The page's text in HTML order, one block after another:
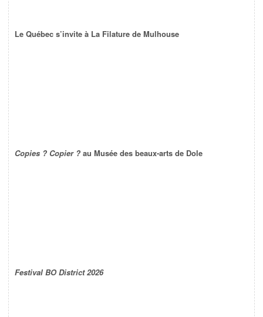
Le Québec s’invite à La Filature de Mulhouse
Copies ? Copier ? au Musée des beaux-arts de Dole
Festival BO District 2026